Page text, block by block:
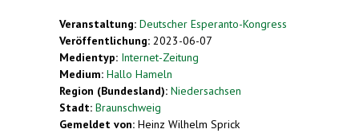
Veranstaltung: Deutscher Esperanto-Kongress
Veröffentlichung: 2023-06-07
Medientyp: Internet-Zeitung
Medium: Hallo Hameln
Region (Bundesland): Niedersachsen
Stadt: Braunschweig
Gemeldet von: Heinz Wilhelm Sprick